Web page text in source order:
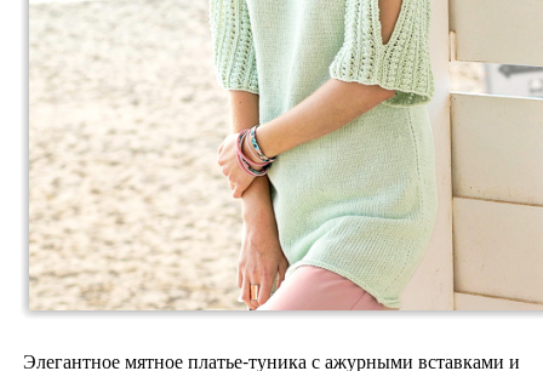
Элегантное мятное платье‑туника с ажурными вставками и